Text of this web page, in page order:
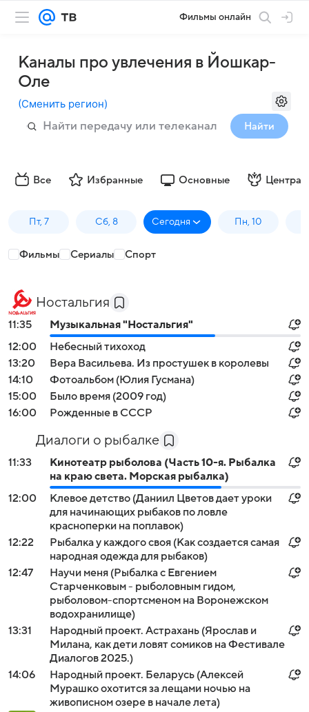
Фильмы онлайн
Каналы про увлечения в Йошкар-
Оле
(Сменить регион)
Найти
Все Избранные Основные
Пт, 7 Сб, 8 Сегодня Пн, 10
Фильмы Сериалы Спорт
Ностальгия
11:35
Музыкальная "Ностальгия"
12:00
Небесный тихоход
13:20
Вера Васильева. Из простушек в королевы
14:10
Фотоальбом (Юлия Гусмана)
15:00
Было время (2009 год)
16:00
Рожденные в СССР
Диалоги о рыбалке
11:33
Кинотеатр рыболова (Часть 10-я. Рыбалка
на краю света. Морская рыбалка)
12:00
Клевое детство (Даниил Цветов дает уроки
для начинающих рыбаков по ловле
красноперки на поплавок)
12:22
Рыбалка у каждого своя (Как создается самая
народная одежда для рыбаков)
12:47
Научи меня (Рыбалка с Евгением
Старченковым - рыболовным гидом,
рыболовом-спортсменом на Воронежском
водохранилище)
13:31
Народный проект. Астрахань (Ярослав и
Милана, как дети ловят сомиков на Фестивале
Диалогов 2025.)
14:06
Народный проект. Беларусь (Алексей
Мурашко охотится за лещами ночью на
живописном озере в начале лета)